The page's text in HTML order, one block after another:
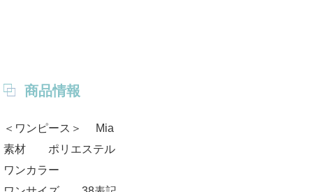
商品情報
＜ワンピース＞ Mia
素材 ポリエステル
ワンカラー